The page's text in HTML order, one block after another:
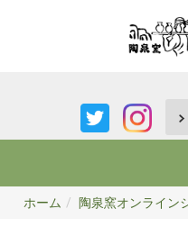
ホーム 陶泉窯オンライン